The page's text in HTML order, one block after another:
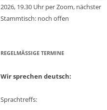
2026, 19.30 Uhr per Zoom, nächster
Stammtisch: noch offen
REGELMÄSSIGE TERMINE
Wir sprechen deutsch:
Sprachtreffs: